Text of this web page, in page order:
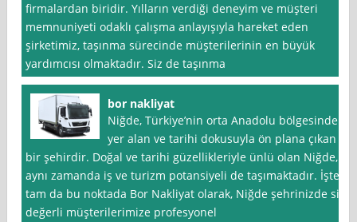
firmalardan biridir. Yılların verdiği deneyim ve müşteri
memnuniyeti odaklı çalışma anlayışıyla hareket eden
şirketimiz, taşınma sürecinde müşterilerinin en büyük
yardımcısı olmaktadır. Siz de taşınma
bor nakliyat
Niğde, Türkiye’nin orta Anadolu bölgesinde
yer alan ve tarihi dokusuyla ön plana çıkan
bir şehirdir. Doğal ve tarihi güzellikleriyle ünlü olan Niğde,
aynı zamanda iş ve turizm potansiyeli de taşımaktadır. İşte
tam da bu noktada Bor Nakliyat olarak, Niğde şehrinizde siz
değerli müşterilerimize profesyonel